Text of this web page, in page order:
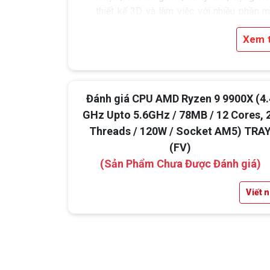
cùng lúc. Đây là lựa chọn phù hợp cho
dùng cần một bộ vi xử lý cân bằng giữa
năng đơn nhân cao và khả năng xử
luồng ổn định.
Xem
Đánh giá CPU AMD Ryzen 9 9900X
GHz Upto 5.6GHz / 78MB / 12 Cores,
Threads / 120W / Socket AM5)
(FV)
(Sản Phẩm Chưa Được Đánh giá)
Viết